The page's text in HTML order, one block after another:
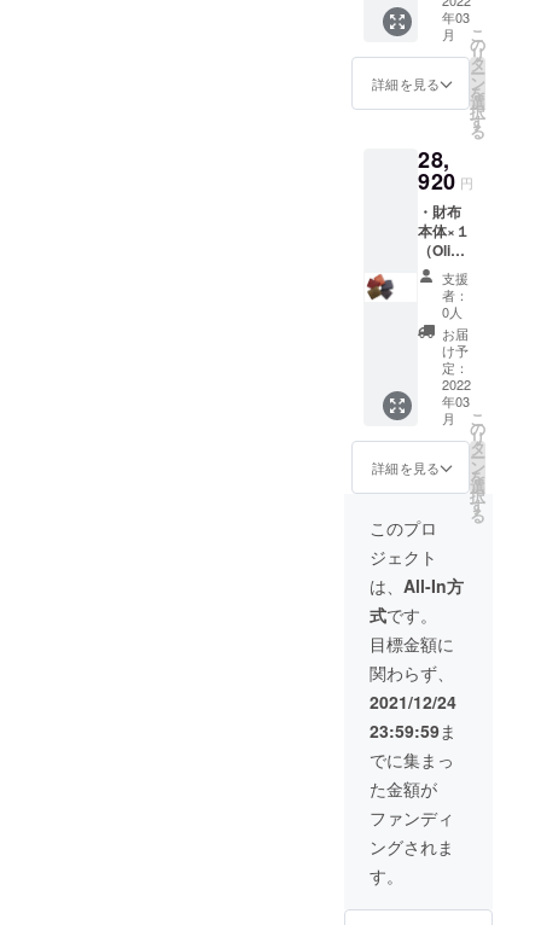
ビー、
Cognac
茶色、
Nero
黒） ・
箱 ・
袋 価
格：
27,570
円 税・
送料込
み
年03
月
詳細を見る
こ
の
リ
タ
ー
ン
を
選
択
す
る
28,
920 円
・財布
本体×１
（Olivia
緑、
Brown
ダーク
ブラウ
ン、
Navyネ
ビー、
Cognac
茶色、
Nero
黒） ・
箱 ・
ケース
袋 価
格：
28,920
円 税・
送料込
み
支援
者：
0人
お届
け予
定：
2022
年03
月
詳細を見る
こ
の
リ
タ
ー
ン
を
選
択
す
る
このプロ
ジェクト
は、 All-In方
式です。
目標金額に
関わらず、
2021/12/24
23:59:59ま
でに集まっ
た金額が
ファンディ
ングされま
す。